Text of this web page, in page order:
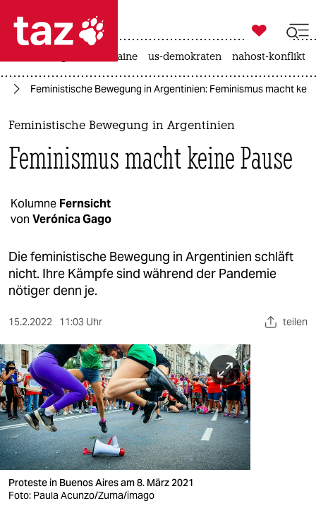
 taz zahl ich
taz zahl ich
themen
politik
gesellschaft
kultur
sport
berlin
nord
wahrheit
verlag
verlag
veranstaltungen
shop

taz zahl ich
krieg in der ukraine us-demokraten nahost-konflikt
Feministische Bewegung in Argentinien: Feminismus macht
Feministische Bewegung in Argentinien
Feminismus macht keine Pause
Kolumne Fernsicht
von Verónica Gago
Die feministische Bewegung in Argentinien schläft
nicht. Ihre Kämpfe sind während der Pandemie
nötiger denn je.
15.2.2022 11:03 Uhr teilen
Proteste in Buenos Aires am 8. März 2021
Foto: Paula Acunzo/Zuma/imago